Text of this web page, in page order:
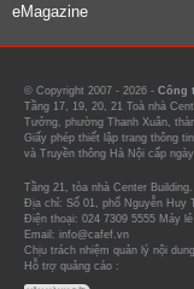
eMagazine
© Copyright 2007 - 2026 - Công
Tầng 17, 19, 20, 21 Toà nhà
Tưởng, phường Thanh Xuân,
Giấy phép thiết lập trang thông
và Truyền thông Hà Nội cấp
Tầng 21, tòa nhà Center Building.
Địa chỉ: Số 01, phố Nguyễn Huy
Điện thoại: 024 7309 5555 Máy
Email: info@cafef.vn
Chịu trách nhiệm quản lý nội
Hỗ trợ quảng cáo :